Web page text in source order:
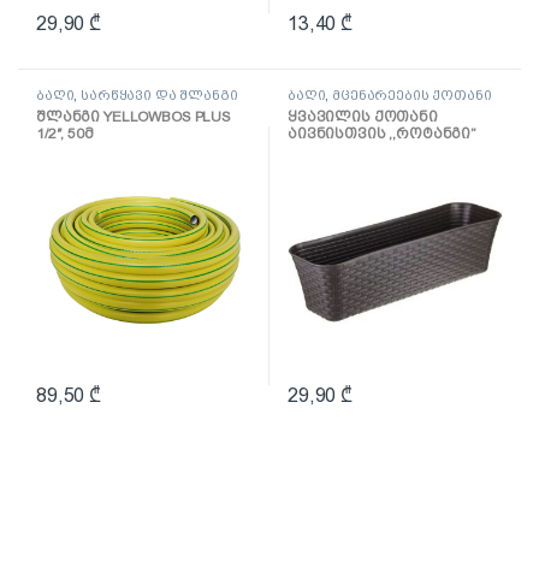
29,90 ₾ 13,40 ₾
ბაღი სარწყავი და შლანგი
შლანგი YELLOWBOS PLUS
1/2″, 50მ
89,50 ₾
ბაღი მცენარეების ქოთანი
ყვავილის ქოთანი
აივნისთვის ,,როტანგი”
29,90 ₾